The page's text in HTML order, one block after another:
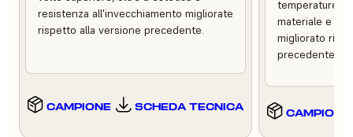
resistenza all'invecchiamento migliorate
rispetto alla versione precedente.
CAMPIONE SCHEDA TECNICA
temperature,
materiale e un
migliorato
precedente.
CAMPIONE